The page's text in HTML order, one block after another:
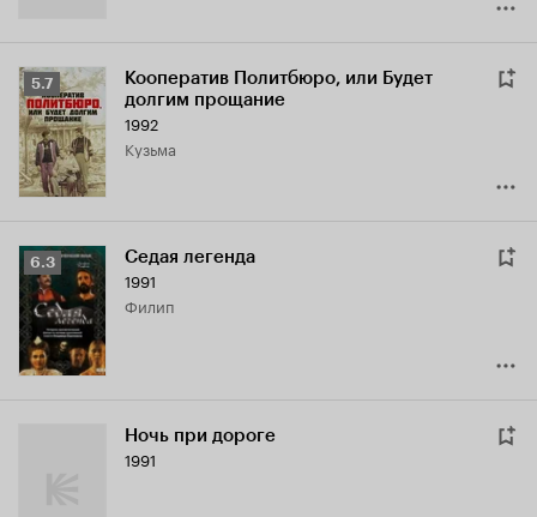
Рейтинг
Кинопоиска
5.7
5.7
Кооператив Политбюро, или Будет
долгим прощание
1992
Кузьма
Рейтинг
Кинопоиска
6.3
6.3 Седая легенда
1991
Филип
Ночь при дороге
1991